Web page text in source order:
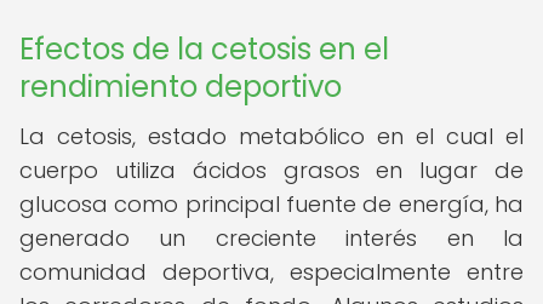
Efectos de la cetosis en el
rendimiento deportivo
La cetosis, estado metabólico en el cual el
cuerpo utiliza ácidos grasos en lugar de
glucosa como principal fuente de energía, ha
generado un creciente interés en la
comunidad deportiva, especialmente entre